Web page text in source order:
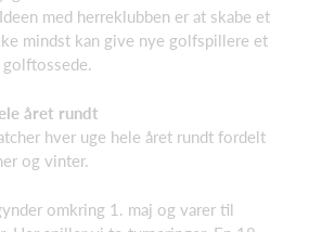
med herreklubben er at skabe et
mindst kan give nye golfspillere et
året rundt
hver uge hele året rundt fordelt
og vinter.
omkring 1. maj og varer til